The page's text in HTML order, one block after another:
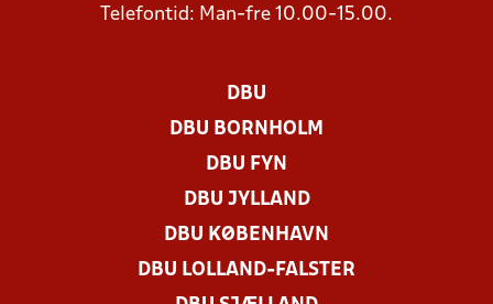
Telefontid: Man-fre 10.00-15.00.
DBU
DBU BORNHOLM
DBU FYN
DBU JYLLAND
DBU KØBENHAVN
DBU LOLLAND-FALSTER